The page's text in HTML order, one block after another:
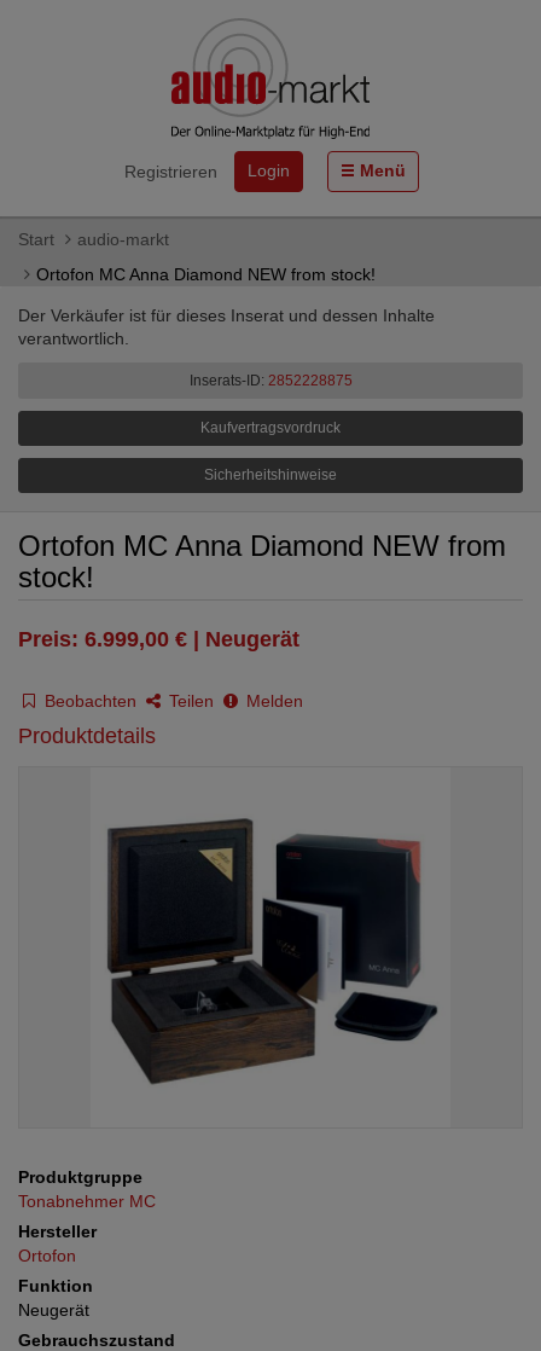
Registrieren Login Menü
Start
audio-markt
Ortofon MC Anna Diamond NEW from stock!
Der Verkäufer ist für dieses Inserat und dessen Inhalte
verantwortlich.
Inserats-ID: 2852228875
Kaufvertragsvordruck
Sicherheitshinweise
Ortofon MC Anna Diamond NEW from
stock!
Preis: 6.999,00 € | Neugerät
Beobachten Teilen Melden
Produktdetails
Produktgruppe
Tonabnehmer MC
Hersteller
Ortofon
Funktion
Neugerät
Gebrauchszustand